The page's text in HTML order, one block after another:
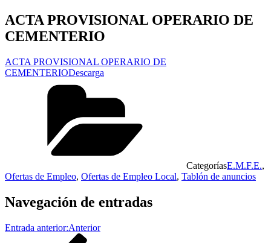
ACTA PROVISIONAL OPERARIO DE
CEMENTERIO
ACTA PROVISIONAL OPERARIO DE
CEMENTERIODescarga
CategoríasE.M.F.E.,
Ofertas de Empleo, Ofertas de Empleo Local, Tablón de anuncios
Navegación de entradas
Entrada anterior:Anterior